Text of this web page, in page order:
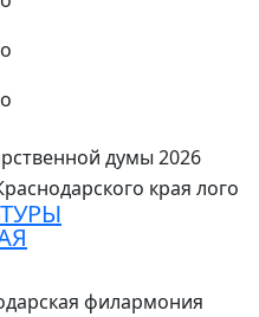
филармония